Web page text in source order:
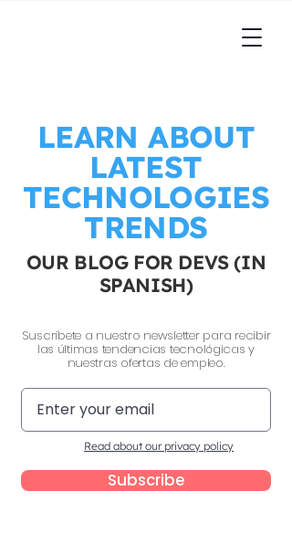
LEARN ABOUT
LATEST
TECHNOLOGIES
TRENDS
OUR BLOG FOR DEVS (IN
SPANISH)
Suscríbete a nuestro newsletter para recibir
las últimas tendencias tecnológicas y
nuestras ofertas de empleo.
Read about our privacy policy
Subscribe